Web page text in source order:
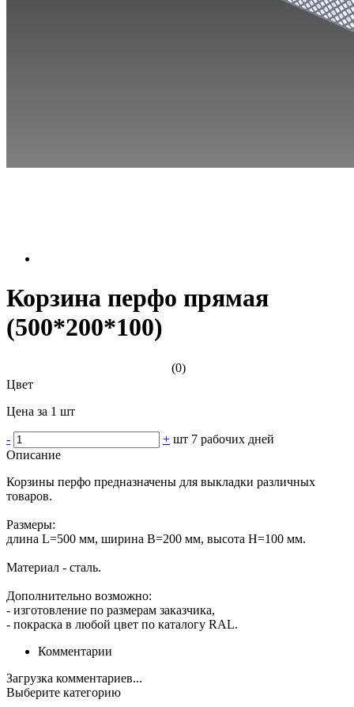
Корзина перфо прямая
(500*200*100)
(0)
Цвет
Цена за 1 шт
- + шт 7 рабочих дней
Описание
Корзины перфо предназначены для выкладки различных
товаров.
Размеры:
длина L=500 мм, ширина В=200 мм, высота Н=100 мм.
Материал - сталь.
Дополнительно возможно:
- изготовление по размерам заказчика,
- покраска в любой цвет по каталогу RAL.
Комментарии
Загрузка комментариев...
Выберите категорию